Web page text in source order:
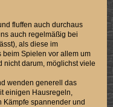
fluffen auch durchaus
auch regelmäßig bei
als diese im
beim Spielen vor allem um
nicht darum, möglichst viele
wenden generell das
einigen Hausregeln,
Kämpfe spannender und